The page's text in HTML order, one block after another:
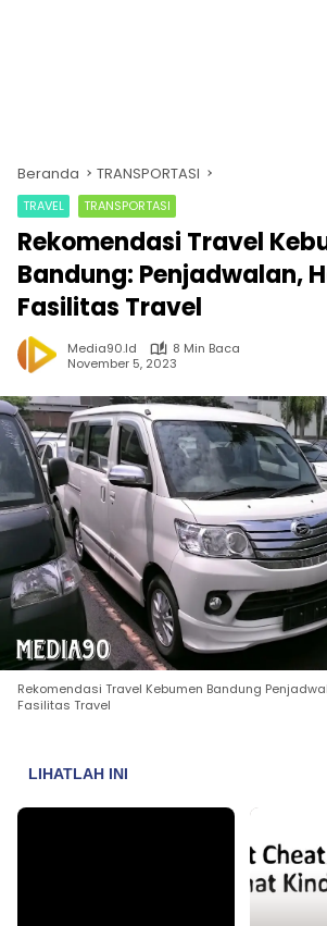
Beranda TRANSPORTASI
TRAVEL TRANSPORTASI
Rekomendasi Travel
Bandung: Penjadwalan,
Fasilitas Travel
Media90.id
8 Min Baca
November 5, 2023
Rekomendasi Travel Kebumen Bandung
Fasilitas Travel